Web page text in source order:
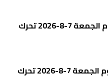
سعر الدولار اليوم الجمعة 7-8-2026 تحرك
سعر الذهب اليوم الجمعة 7-8-2026 تحرك